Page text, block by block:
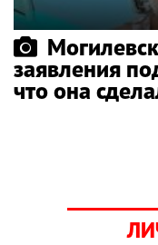
заявления
что она